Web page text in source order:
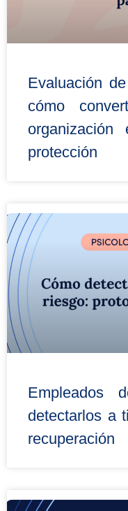
Evaluación
cómo
protección
Empleados
detectarlos a
recuperación